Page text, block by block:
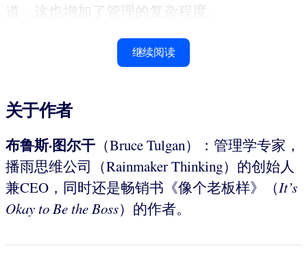
道，这也增加了管理的复杂程度。
继续阅读
关于作者
布鲁斯·图尔干 （Bruce Tulgan）：管理学专家，
播雨思维公司（Rainmaker Thinking）的创始人
兼CEO，同时还是畅销书《像个老板样》（It’s
Okay to Be theBoss）的作者。